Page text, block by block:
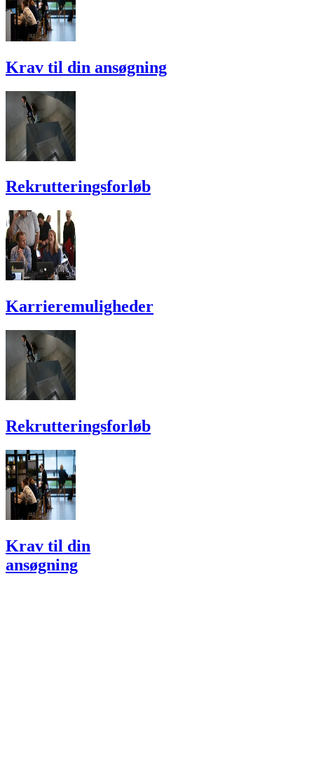
Krav til din ansøgning
Rekrutterings­forløb
Karriere­muligheder
Rekrutterings­forløb
Krav til din
ansøgning